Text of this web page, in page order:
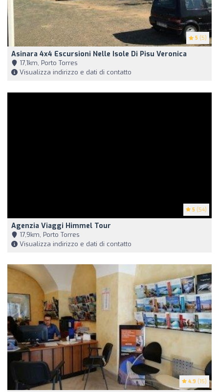
5 (5)
Asinara 4x4 Escursioni Nelle Isole Di Pisu Veronica
17,1km, Porto Torres
Visualizza indirizzo e dati di contatto
5 (54)
Agenzia Viaggi Himmel Tour
17,9km, Porto Torres
Visualizza indirizzo e dati di contatto
4.9 (15)